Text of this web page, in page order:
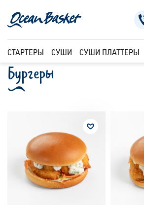
СТАРТЕРЫ СУШИ СУШИ ПЛАТТЕРЫ
Бургеры